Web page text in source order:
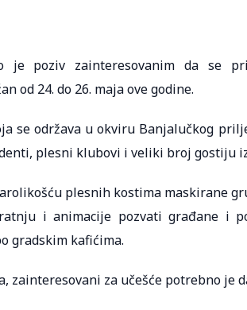
je poziv zainteresovanim da se
od 24. do 26. maja ove godine.
se održava u okviru Banjalučkog
plesni klubovi i veliki broj gostiju
plesnih kostima maskirane
i animacije pozvati građane i
gradskim kafićima.
zainteresovani za učešće potrebno je